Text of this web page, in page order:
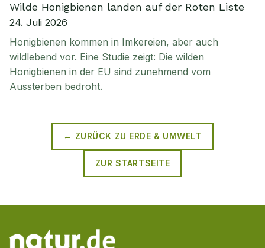
Wilde Honigbienen landen auf der Roten Liste
24. Juli 2026
Honigbienen kommen in Imkereien, aber auch
wildlebend vor. Eine Studie zeigt: Die wilden
Honigbienen in der EU sind zunehmend vom
Aussterben bedroht.
← ZURÜCK ZU ERDE & UMWELT
ZUR STARTSEITE